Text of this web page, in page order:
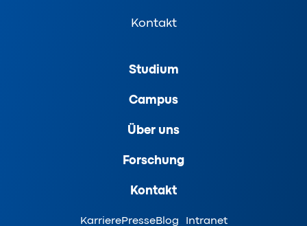
Kontakt
Studium
Campus
Über uns
Forschung
Kontakt
KarrierePresseBlog Intranet